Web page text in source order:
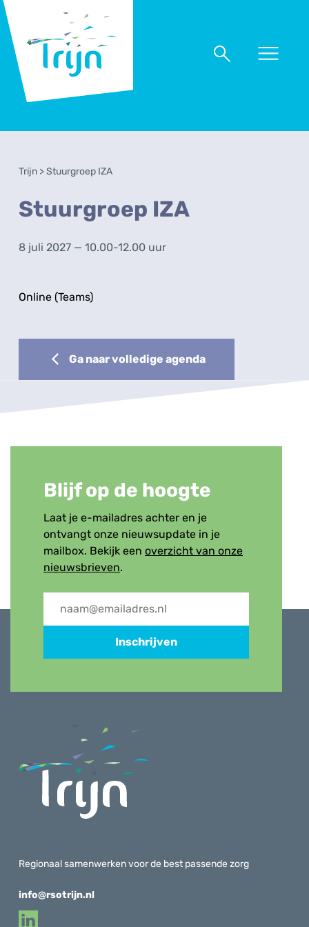
Trijn
Naar
Naar
Trijn >Stuurgroep IZA
Stuurgroep IZA
8 juli 2027 — 10.00-12.00 uur
Online (Teams)
Ga naar volledige agenda
Blijf op de hoogte
Laat je e-mailadres achter en je
ontvangt onze nieuwsupdate in je
mailbox. Bekijk een overzicht van onze
nieuwsbrieven.
Inschrijven
Regionaal samenwerken voor de best passende zorg
info@rsotrijn.nl